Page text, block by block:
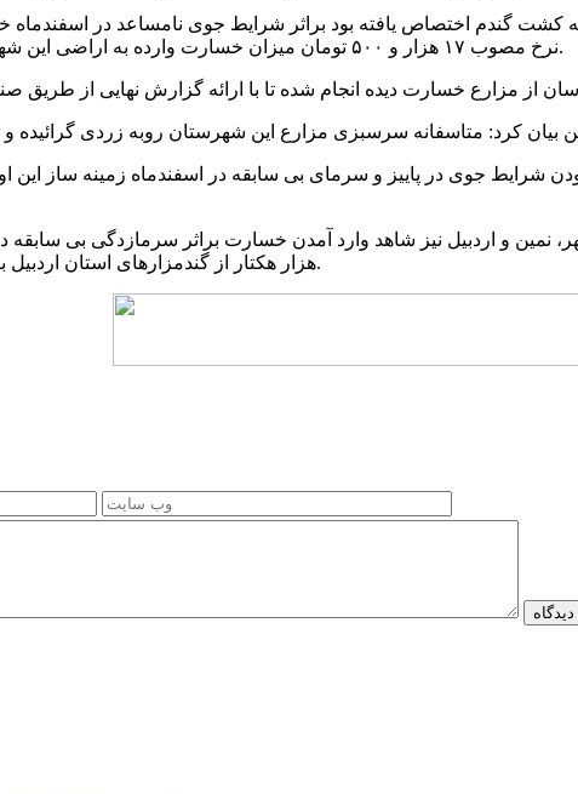
که عمدتا به کشت گندم اختصاص یافته بود براثر شرایط جوی نامساعد در
نرخ مصوب ۱۷ هزار و ۵۰۰ تومان میزان خسارت وارده به اراضی این شهرستان ۸میلیارد و ۷۵۰میلیون ریال برآورد شده است.
شرایط جوی در پاییز و سرمای بی سابقه در اسفندماه زمینه ساز این
هزار هکتار از گندمزارهای استان اردبیل براثر این شرایط جوی نامناسب دچار خسارت شده اند.